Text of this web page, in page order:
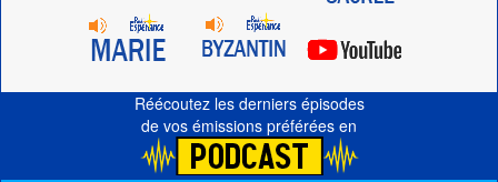
Réécoutez les derniers épisodes
de vos émissions préférées en